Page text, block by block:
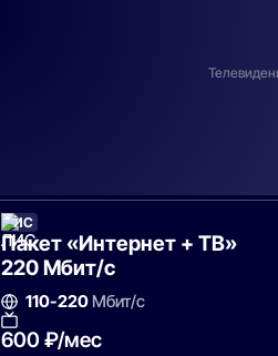
ЛИС
Пакет «Интернет + ТВ»
220 Мбит/с
110-220 Мбит/с
600 ₽/мес